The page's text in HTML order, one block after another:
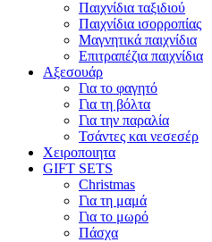
Παιχνίδια ταξιδιού
Παιχνίδια ισορροπίας
Μαγνητικά παιχνίδια
Επιτραπέζια παιχνίδια
Αξεσουάρ
Για το φαγητό
Για τη βόλτα
Για την παραλία
Τσάντες και νεσεσέρ
Χειροποιητα
GIFT SETS
Christmas
Για τη μαμά
Για το μωρό
Πάσχα